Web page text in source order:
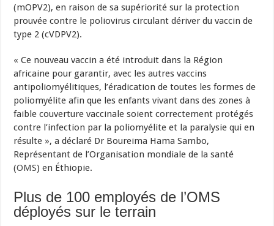
(mOPV2), en raison de sa supériorité sur la protection
prouvée contre le poliovirus circulant dériver du vaccin de
type 2 (cVDPV2).
« Ce nouveau vaccin a été introduit dans la Région
africaine pour garantir, avec les autres vaccins
antipoliomyélitiques, l’éradication de toutes les formes de
poliomyélite afin que les enfants vivant dans des zones à
faible couverture vaccinale soient correctement protégés
contre l’infection par la poliomyélite et la paralysie qui en
résulte », a déclaré Dr Boureima Hama Sambo,
Représentant de l’Organisation mondiale de la santé
(OMS) en Éthiopie.
Plus de 100 employés de l’OMS
déployés sur le terrain